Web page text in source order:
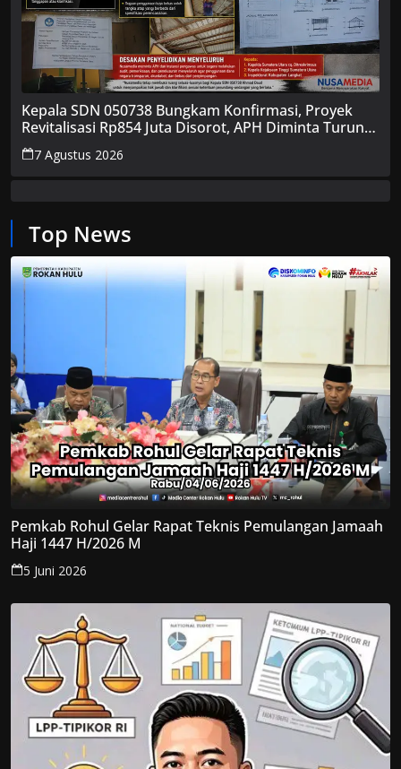
Kepala SDN 050738 Bungkam Konfirmasi, Proyek
Revitalisasi Rp854 Juta Disorot, APH Diminta Turun
Tangan
7 Agustus 2026
Top News
Pemkab Rohul Gelar Rapat Teknis Pemulangan Jamaah
Haji 1447 H/2026 M
5 Juni 2026